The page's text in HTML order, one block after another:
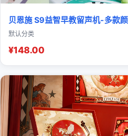
贝恩施 S9益智早教留声机-多款
默认分类
¥148.00